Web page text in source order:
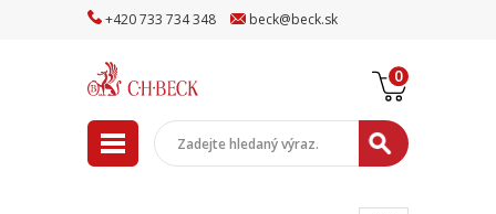
+420733 734348 beck@beck.sk
0